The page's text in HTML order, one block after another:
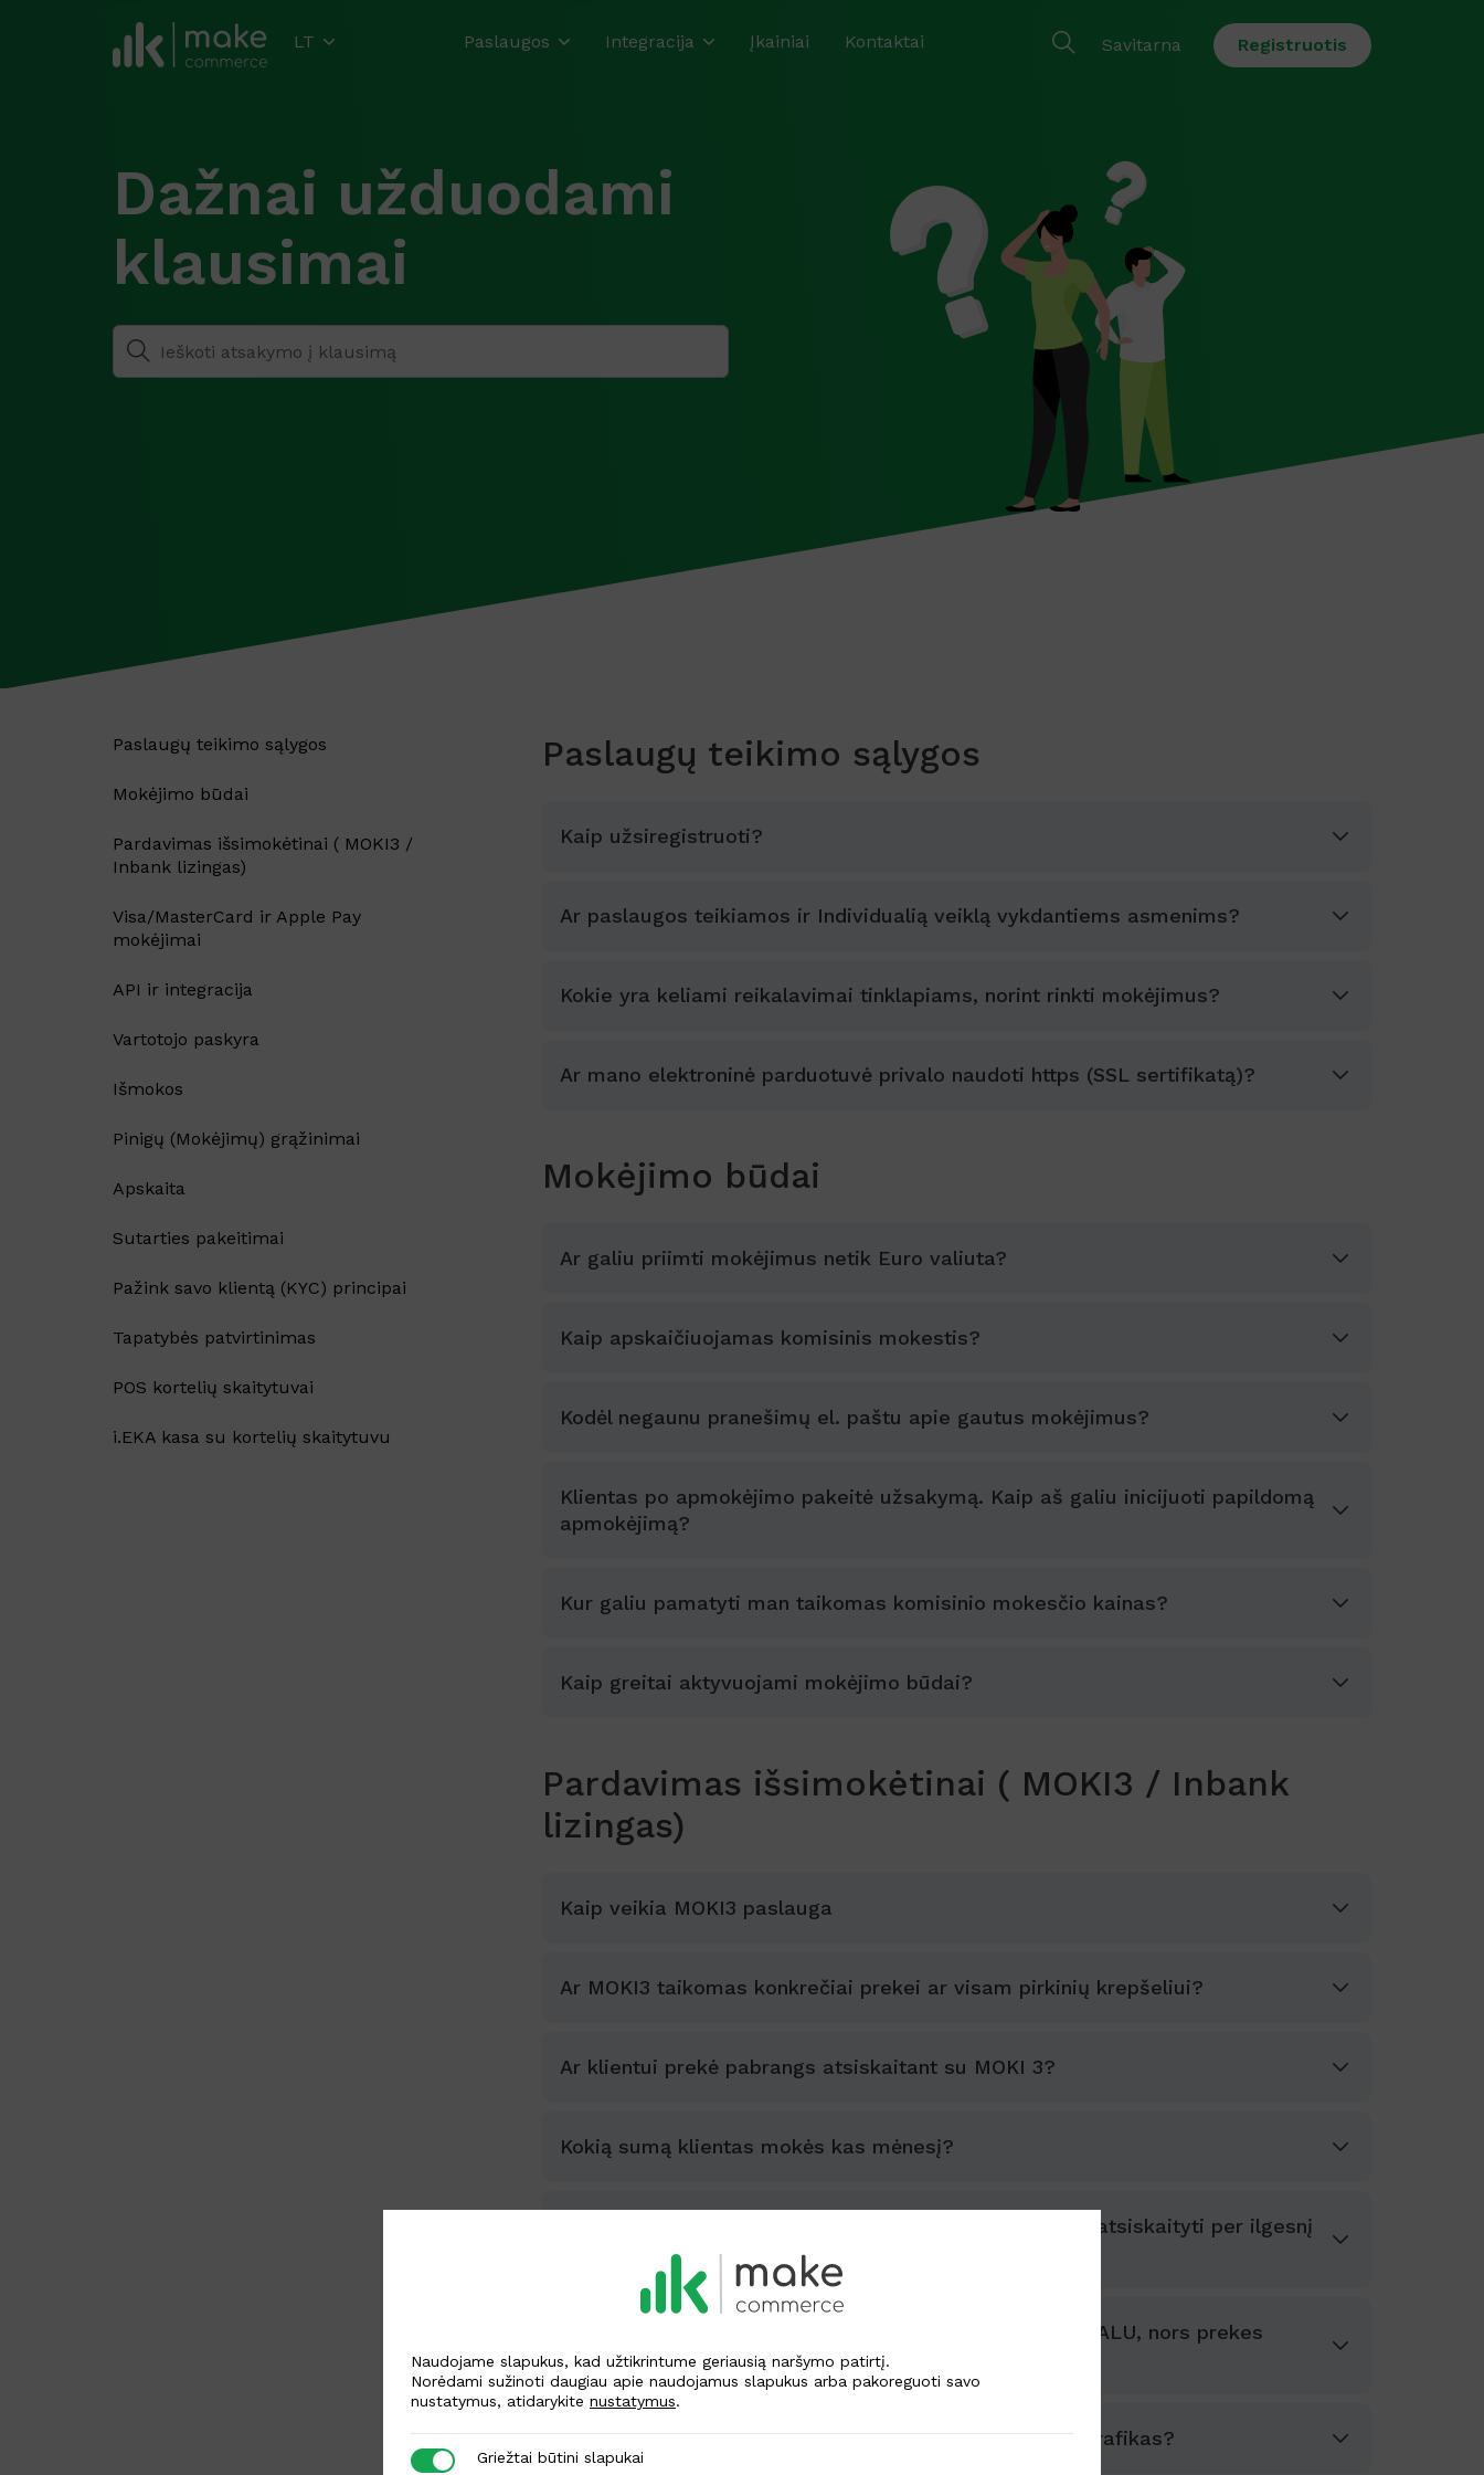
LT Paslaugos Integracija Įkainiai Kontaktai Savitarna Registruotis
Dažnai užduodami
klausimai
Paslaugų teikimo sąlygos
Mokėjimo būdai
Pardavimas išsimokėtinai ( MOKI3 /
Inbank lizingas)
Visa/MasterCard ir Apple Pay
mokėjimai
API ir integracija
Vartotojo paskyra
Išmokos
Pinigų (Mokėjimų) grąžinimai
Apskaita
Sutarties pakeitimai
Pažink savo klientą (KYC) principai
Tapatybės patvirtinimas
POS kortelių skaitytuvai
i.EKA kasa su kortelių skaitytuvu
Paslaugų teikimo sąlygos
Kaip užsiregistruoti?
Ar paslaugos teikiamos ir Individualią veiklą vykdantiems asmenims?
Kokie yra keliami reikalavimai tinklapiams, norint rinkti mokėjimus?
Ar mano elektroninė parduotuvė privalo naudoti https (SSL sertifikatą)?
Mokėjimo būdai
Ar galiu priimti mokėjimus netik Euro valiuta?
Kaip apskaičiuojamas komisinis mokestis?
Kodėl negaunu pranešimų el. paštu apie gautus mokėjimus?
Klientas po apmokėjimo pakeitė užsakymą. Kaip aš galiu inicijuoti papildomą
apmokėjimą?
Kur galiu pamatyti man taikomas komisinio mokesčio kainas?
Kaip greitai aktyvuojami mokėjimo būdai?
Pardavimas išsimokėtinai ( MOKI3 / Inbank
lizingas)
Kaip veikia MOKI3 paslauga
Ar MOKI3 taikomas konkrečiai prekei ar visam pirkinių krepšeliui?
Ar klientui prekė pabrangs atsiskaitant su MOKI 3?
Kokią sumą klientas mokės kas mėnesį?
Ką daryti, jei klientas praleis MOKI 3 įmoką arba norės atsiskaityti per ilgesnį
Kodėl klientas turi pasirašyti sutartį su AS INBANK FILIALU, nors prekes
perka Jūsų el. parduotuvėje?
Kodėl sutartyje nurodytas ir 24 mėn. lizingo sutarties grafikas?
Naudojame slapukus, kad užtikrintume geriausią naršymo patirtį.
Norėdami sužinoti daugiau apie naudojamus slapukus arba pakoreguoti savo
nustatymus, atidarykite nustatymus.
Griežtai būtini slapukai
Griežtai būtini slapukai